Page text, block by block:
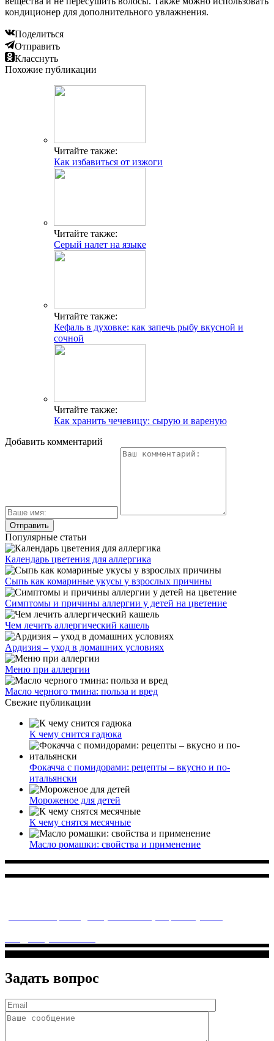
кондиционер для дополнительного увлажнения.
Поделиться
Отправить
Класснуть
Похожие публикации
Читайте также:
Как избавиться от изжоги
Читайте также:
Серый налет на языке
Читайте также:
Кефаль в духовке: как запечь рыбу вкусной и
сочной
Читайте также:
Как хранить чечевицу: сырую и вареную
Добавить комментарий
Популярные статьи
Календарь цветения для аллергика
Сыпь как комариные укусы у взрослых причины
Симптомы и причины аллергии у детей на цветение
Чем лечить аллергический кашель
Ардизия – уход в домашних условиях
Меню при аллергии
Масло черного тмина: польза и вред
Свежие публикации
К чему снится гадюка
Фокачча с помидорами: рецепты – вкусно и по-
итальянски
Мороженое для детей
К чему снятся месячные
Масло ромашки: свойства и применение
Задать вопрос